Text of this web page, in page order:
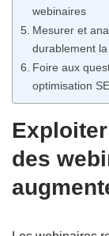
webinaires
Mesurer et
durablement
Foire aux
optimisation
des